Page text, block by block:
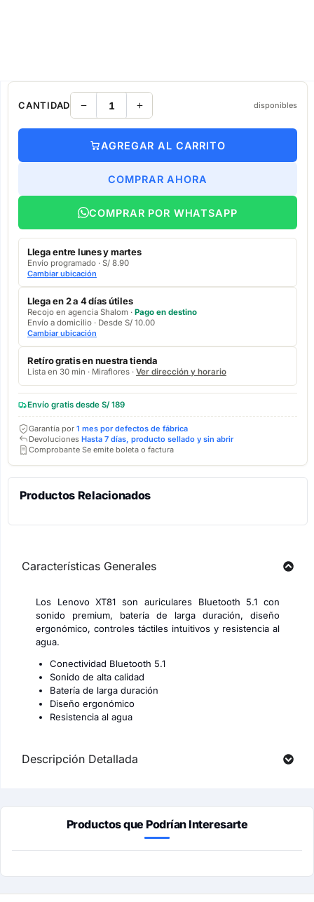
CANTIDAD disponibles
AGREGAR AL CARRITO
COMPRAR AHORA
COMPRAR POR WHATSAPP
Llega entre lunes y martes
Envío programado · S/ 8.90
Cambiar ubicación
Llega en 2 a 4 días útiles
Recojo en agencia Shalom · Pago en destino
Envío a domicilio · Desde S/ 10.00
Cambiar ubicación
Retíro gratis en nuestra tienda
Lista en 30 min · Miraflores · Ver dirección y horario
Envío gratis desde S/ 189
Garantía por 1 mes por defectos de fábrica
Devoluciones Hasta 7 días, producto sellado y sin abrir
Comprobante Se emite boleta o factura
Productos Relacionados
Características Generales
Los Lenovo XT81 son auriculares Bluetooth 5.1 con
sonido premium, batería de larga duración, diseño
ergonómico, controles táctiles intuitivos y resistencia al
agua.
Conectividad Bluetooth 5.1
Sonido de alta calidad
Batería de larga duración
Diseño ergonómico
Resistencia al agua
Descripción Detallada
Productos que Podrían Interesarte